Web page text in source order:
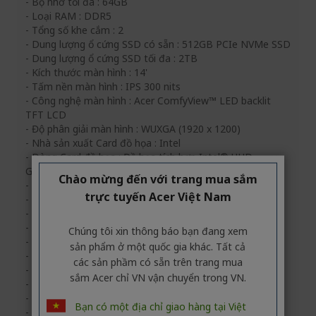
- Loại RAM : DDR5
- Tổng số khe cắm : 2
- Dung lượng ổ cứng SSD có sẵn : 512GB PCIe NVMe SSD
- Dung lượng ổ cứng SSD tối đa : 2TB
- Kích thước màn hình : 14'
- Tấm nền màn hình : IPS 300 nits
- Công nghệ màn hình : Acer ComfyView™ LED backlit
TFT LCD
- Độ phân giải màn hình : WUXGA (1920 x 1200)
- Nhà sản xuất Card đồ họa : Intel
- Dòng Card đồ họa : Đồ họa tích hợp Intel® UHD
Graphics
- Công nghệ HD Audio : Có
- Loa : Có
- Kết nối mạng không dây : Có
- Công nghệ mạng không dây : Wi-Fi 6
- Bảo mật vân tay : Không
- Webcam : Có
- Độ phân giải Webcam : 1920 x 1080
- HDMI : Có
- Số khe cắm USB 3.2 Gen 1 : 3
- Số khe cắm USB 3.2 Type-C : 1
Chào mừng đến với trang mua sắm
trực tuyến Acer Việt Nam
Chúng tôi xin thông báo bạn đang xem
sản phẩm ở một quốc gia khác. Tất cả
các sản phầm có sẵn trên trang mua
sắm Acer chỉ VN vận chuyển trong VN.
Bạn có một địa chỉ giao hàng tại Việt